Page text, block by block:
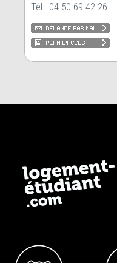
Tél : 04 50 69 42 26